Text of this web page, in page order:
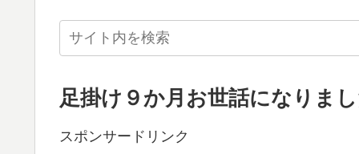
足掛け９か月お世話になりま
スポンサードリンク